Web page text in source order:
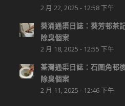
2 月 22, 2025 - 12:58 下午
葵涌通渠日誌：葵芳邨茶
除臭個案
2 月 18, 2025 - 12:55 下午
荃灣通渠日誌：石圍角邨
除臭個案
2 月 11, 2025 - 12:46 下午